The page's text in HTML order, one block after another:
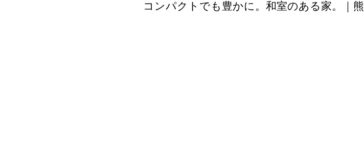
コンパクトでも豊かに。和室のある家。｜